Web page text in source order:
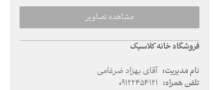
مشاهده تصاویر
فروشگاه خانه کلاسیک
نام مدیریت: آقای بهزاد ضرغامی
تلفن همراه:
09122454121